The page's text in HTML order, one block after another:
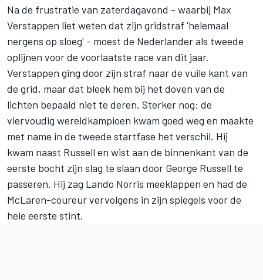
Na de frustratie van zaterdagavond - waarbij Max
Verstappen liet weten dat zijn gridstraf 'helemaal
nergens op sloeg' - moest de Nederlander als tweede
oplijnen voor de voorlaatste race van dit jaar.
Verstappen ging door zijn straf naar de vuile kant van
de grid, maar dat bleek hem bij het doven van de
lichten bepaald niet te deren. Sterker nog: de
viervoudig wereldkampioen kwam goed weg en maakte
met name in de tweede startfase het verschil. Hij
kwam naast Russell en wist aan de binnenkant van de
eerste bocht zijn slag te slaan door George Russell te
passeren. Hij zag Lando Norris meeklappen en had de
McLaren-coureur vervolgens in zijn spiegels voor de
hele eerste stint.